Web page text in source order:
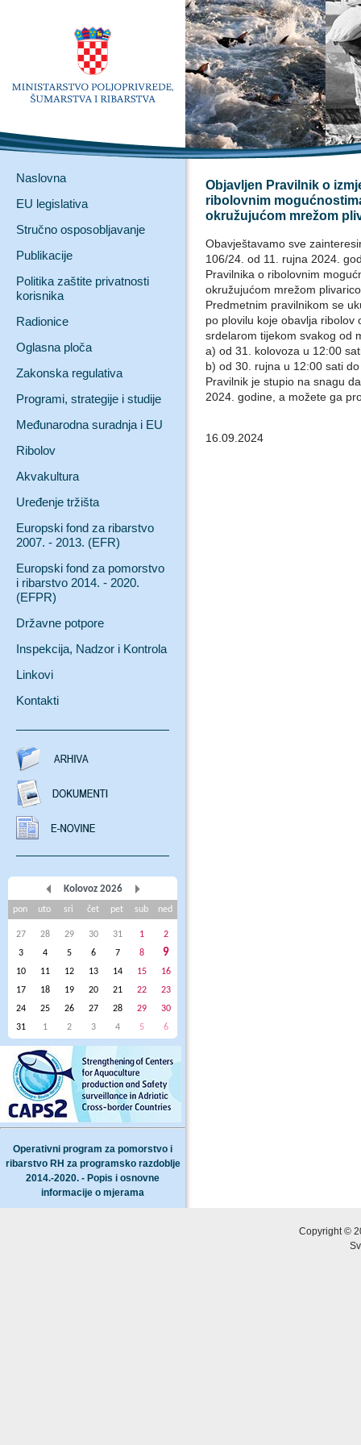
Naslovna
EU legislativa
Stručno osposobljavanje
Publikacije
Politika zaštite privatnosti
korisnika
Radionice
Oglasna ploča
Zakonska regulativa
Programi, strategije i studije
Međunarodna suradnja i EU
Ribolov
Akvakultura
Uređenje tržišta
Europski fond za ribarstvo
2007. - 2013. (EFR)
Europski fond za pomorstvo
i ribarstvo 2014. - 2020.
(EFPR)
Državne potpore
Inspekcija, Nadzor i Kontrola
Linkovi
Kontakti
Kolovoz 2026
pon uto sri čet pet sub ned
27 28 29 30 31 1
2
3
4 5 6 7 8 9
10 11 12 13 14 15
16
17
18 19 20 21 22
23
24
25 26 27 28 29
30
31
1 2 3 4 5 6
Operativni program za pomorstvo i
ribarstvo RH za programsko razdoblje
2014.-2020. - Popis i osnovne
informacije o mjerama
Objavljen Pravilnik o
ribolovnim
okružujućom mrežom
Obavještavamo sve
106/24. od 11. rujna 2024.
Pravilnika o ribolovnim
okružujućom mrežom
Predmetnim pravilnikom se
po plovilu koje obavlja ribolov
srdelarom tijekom svakog od
a) od 31. kolovoza u 12:00
b) od 30. rujna u 12:00 sati
Pravilnik je stupio na snagu
2024. godine, a možete ga
16.09.2024
Copyright ©